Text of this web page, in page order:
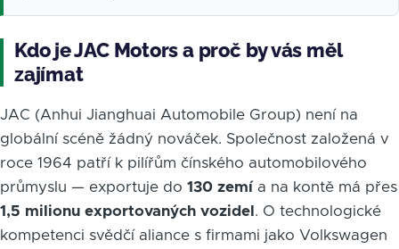
Kdo je JAC Motors a proč by vás měl
zajímat
JAC (Anhui Jianghuai Automobile Group) není na
globální scéně žádný nováček. Společnost založená v
roce 1964 patří k pilířům čínského automobilového
průmyslu — exportuje do 130 zemí a na kontě má přes
1,5 milionu exportovaných vozidel . O technologické
kompetenci svědčí aliance s firmami jako Volkswagen